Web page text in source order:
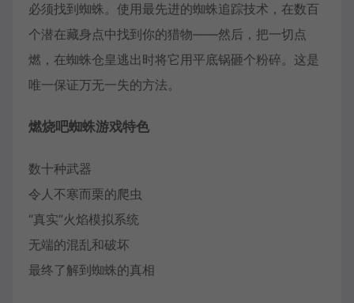
必须找到蜘蛛。使用最先进的蜘蛛追踪技术，在数百
个潜在藏身点中找到你的猎物——然后，把一切点
燃，在蜘蛛仓皇逃出时将它用平底锅砸个粉碎。这是
唯一保证万无一失的方法。
燃烧吧蜘蛛游戏特色
数十种武器
令人不寒而栗的爬虫
“真实”火焰模拟系统
无端的混乱和破坏
最终了解到蜘蛛的真相